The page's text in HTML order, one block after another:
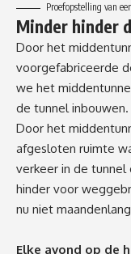
Proefopstelling van
Minder hinder
Door het
voorgefabriceerde
we het
de tunnel inbouwen.
Door het
afgesloten ruimte
verkeer in de
hinder voor
nu niet
Elke avond op de